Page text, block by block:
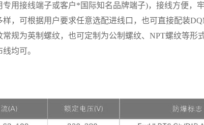
用接线端子或客户*国际知名品牌端子)，接线方便，
，可根据用户要求任意选配进线口，也可直接配装
规为英制螺纹，也可定制为公制螺纹、NPT螺纹等形
均可。